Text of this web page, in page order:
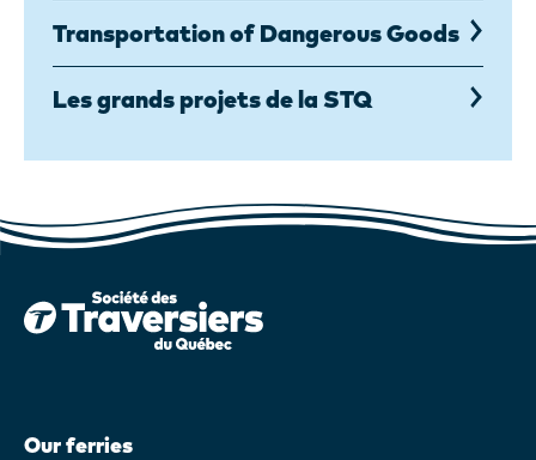
Transportation of Dangerous Goods
Les grands projets de la STQ
Our ferries